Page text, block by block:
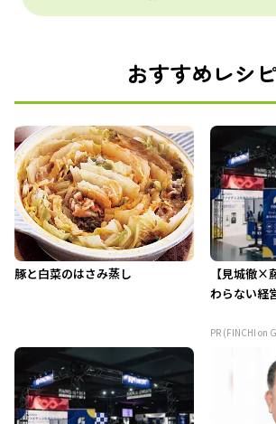
おすすめレシピ
豚と白菜のはさみ蒸し
【見城徹×
わらない経
PR (FINCHI on